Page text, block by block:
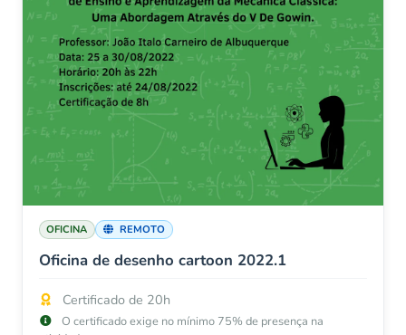
OFICINA REMOTO
Oficina de desenho cartoon 2022.1
Certificado de 20h
O certificado exige no mínimo 75% de presença na